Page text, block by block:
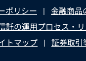
ポリシー 金融商品
託の運用プロセス・
トマップ 証券取引